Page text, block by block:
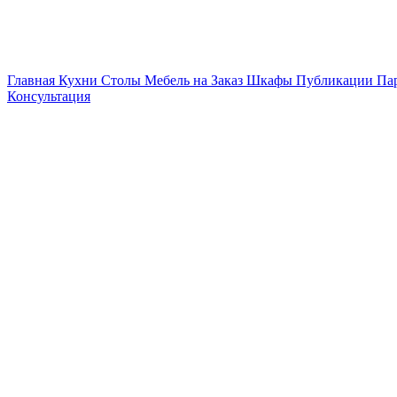
Главная Кухни Столы Мебель на Заказ Шкафы Публикации
Консультация